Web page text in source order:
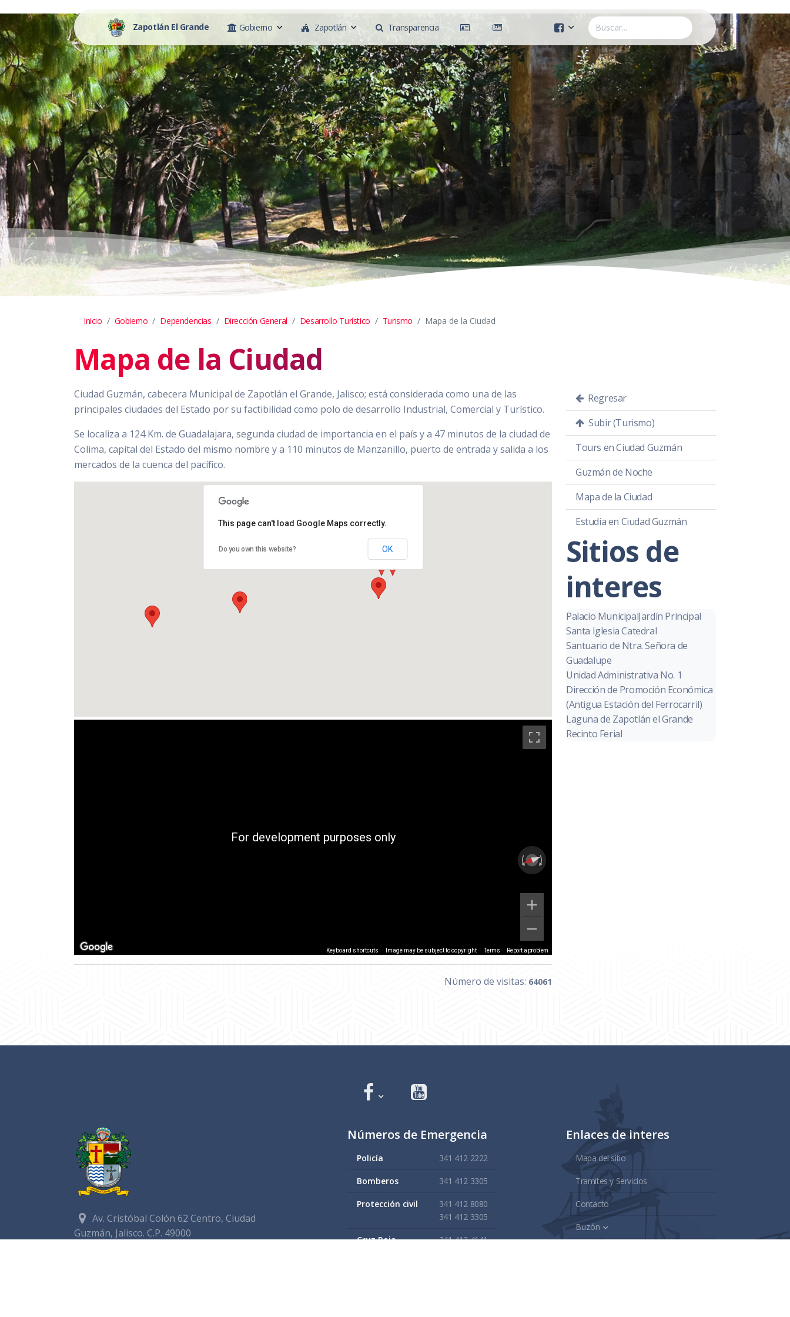
Zapotlán El Grande Gobierno Zapotlán Transparencia
Cuenta Oficial
Construcción de Comunidad
Servicios Públicos
Instituto de la Mujer
Tránsito y Vialidad
Gestión de la Ciudad
Youtube
Inicio Gobierno Dependencias Dirección General Desarrollo Turístico Turismo Mapa de la Ciudad
Mapa de la Ciudad
Ciudad Guzmán, cabecera Municipal de Zapotlán el Grande, Jalisco; está considerada como una de las
principales ciudades del Estado por su factibilidad como polo de desarrollo Industrial, Comercial y Turístico.
Se localiza a 124 Km. de Guadalajara, segunda ciudad de importancia en el país y a 47 minutos de la ciudad de
Colima, capital del Estado del mismo nombre y a 110 minutos de Manzanillo, puerto de entrada y salida a los
mercados de la cuenca del pacífico.
This page can't load Google Maps correctly.
Do you own this website? OK
For development purposes only
Keyboard shortcuts Image may be subject to copyright Terms Report a problem
Número de visitas: 64061
Regresar
Subir (Turismo)
Tours en Ciudad Guzmán
Guzmán de Noche
Mapa de la Ciudad
Estudia en Ciudad Guzmán
Sitios de
interes
Palacio MunicipalJardín Principal
Santa Iglesia Catedral
Santuario de Ntra. Señora de
Guadalupe
Unidad Administrativa No. 1
Dirección de Promoción Económica
(Antigua Estación del Ferrocarril)
Laguna de Zapotlán el Grande
Recinto Ferial
Av. Cristóbal Colón 62 Centro, Ciudad
Guzmán, Jalisco. C.P. 49000
Números de Emergencia
Policía 341 412 2222
Bomberos 341 412 3305
Protección civil
341 412 8080
341 412 3305
Cruz Roja 341 413 4141
Enlaces de interes
Mapa del sitio
Tramites y Servicios
Contacto
Buzón